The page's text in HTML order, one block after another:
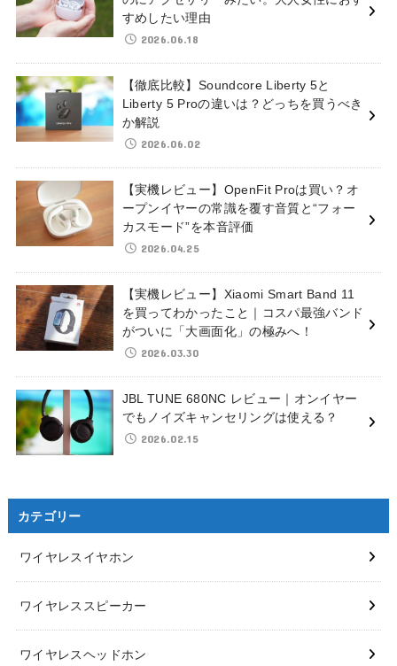
すめしたい理由
2026.06.18
【徹底比較】Soundcore Liberty 5と
Liberty 5 Proの違いは？どっちを買うべき
か解説
2026.06.02
【実機レビュー】OpenFit Proは買い？オ
ープンイヤーの常識を覆す音質と“フォー
カスモード”を本音評価
2026.04.25
【実機レビュー】Xiaomi Smart Band 11
を買ってわかったこと｜コスパ最強バンド
がついに「大画面化」の極みへ！
2026.03.30
JBL TUNE 680NC レビュー｜オンイヤー
でもノイズキャンセリングは使える？
2026.02.15
カテゴリー
ワイヤレスイヤホン
ワイヤレススピーカー
ワイヤレスヘッドホン